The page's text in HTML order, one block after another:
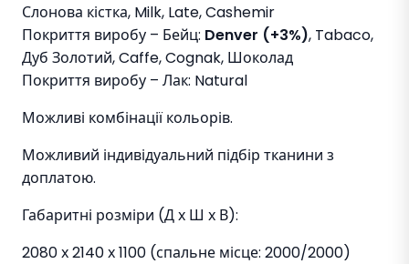
Слонова кістка, Milk, Late, Cashemir
Покриття виробу – Бейц: Denver (+3%), Tabaco,
Дуб Золотий, Caffe, Cognak, Шоколад
Покриття виробу – Лак: Natural
Можливі комбінації кольорів.
Можливий індивідуальний підбір тканини з
доплатою.
Габаритні розміри (Д х Ш х В):
2080 х 2140 х 1100 (спальне місце: 2000/2000)